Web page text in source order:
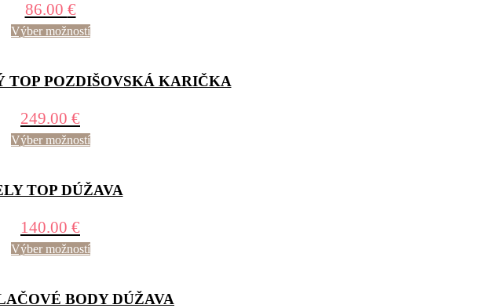
86.00 €
Výber možností
TOP POZDIŠOVSKÁ KARIČKA
249.00 €
Výber možností
TOP DÚŽAVA
140.00 €
Výber možností
BODY DÚŽAVA